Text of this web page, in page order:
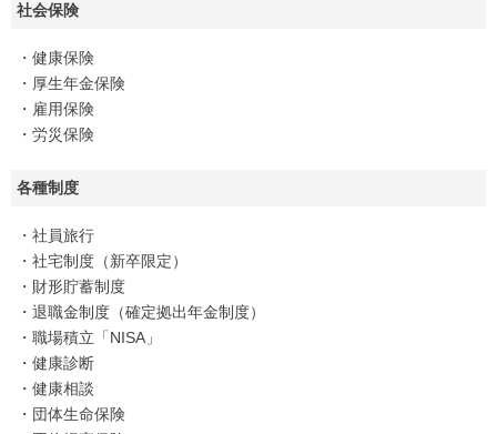
社会保険
・健康保険
・厚生年金保険
・雇用保険
・労災保険
各種制度
・社員旅行
・社宅制度（新卒限定）
・財形貯蓄制度
・退職金制度（確定拠出年金制度）
・職場積立「NISA」
・健康診断
・健康相談
・団体生命保険